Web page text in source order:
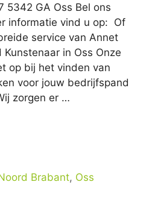
5342 GA Oss Bel ons
informatie vind u op: Of
service van Annet
in Oss Onze
op bij het vinden van
voor jouw bedrijfspand
zorgen er …
Brabant, Oss